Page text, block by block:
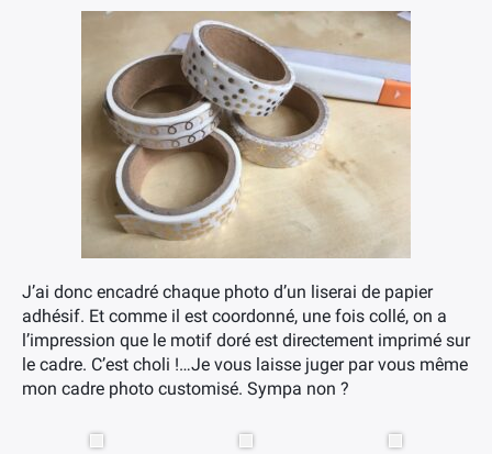
J’ai donc encadré chaque photo d’un liserai de papier
adhésif. Et comme il est coordonné, une fois collé, on a
l’impression que le motif doré est directement imprimé sur
le cadre. C’est choli !…Je vous laisse juger par vous même
mon cadre photo customisé. Sympa non ?